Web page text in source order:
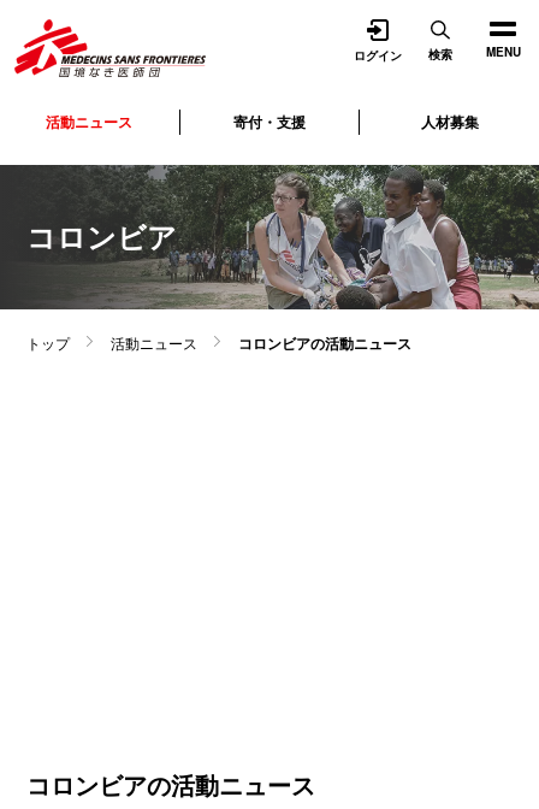
MENU
活動ニュース 寄付・支援 人材募集
ログイン 検索
トップ 活動ニュース コロンビアの活動ニュース
コロンビア
コロンビアの活動ニュース